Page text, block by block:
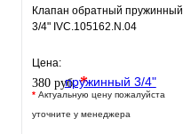
Клапан обратный пружинный
3/4" IVC.105162.N.04
Цена:
380 руб.*
* Актуальную цену пожалуйста
уточните у менеджера